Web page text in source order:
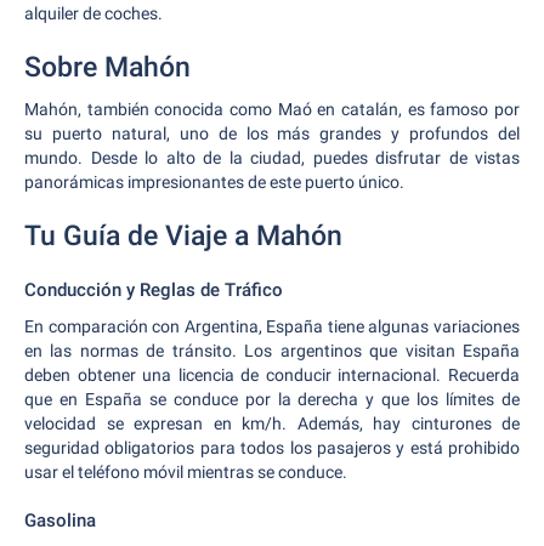
alquiler de coches.
Sobre Mahón
Mahón, también conocida como Maó en catalán, es famoso por
su puerto natural, uno de los más grandes y profundos del
mundo. Desde lo alto de la ciudad, puedes disfrutar de vistas
panorámicas impresionantes de este puerto único.
Tu Guía de Viaje a Mahón
Conducción y Reglas de Tráfico
En comparación con Argentina, España tiene algunas variaciones
en las normas de tránsito. Los argentinos que visitan España
deben obtener una licencia de conducir internacional. Recuerda
que en España se conduce por la derecha y que los límites de
velocidad se expresan en km/h. Además, hay cinturones de
seguridad obligatorios para todos los pasajeros y está prohibido
usar el teléfono móvil mientras se conduce.
Gasolina